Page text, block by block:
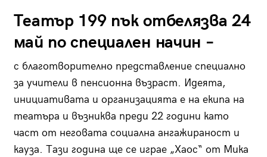
Театър 199 пък отбелязва 24
май по специален начин –
с благотворително представление специално
за учители в пенсионна възраст. Идеята,
инициативата и организацията е на екипа на
театъра и възниква преди 22 години като
част от неговата социална ангажираност и
кауза. Тази година ще се играе „Хаос“ от Мика